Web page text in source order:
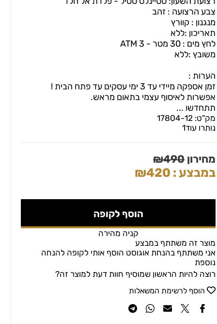
צבע הרצועה : זהב
מנגנון : קוורץ
תאריכון :ללא
לחץ מים : 30 מטר - 3 ATM
משובץ :ללא
הערות :
זמן אספקה מיידי עד 3 ימי עסקים עד פתח הבית !
אפשרות לאיסוף עצמי בתאום מראש.
תתחדשו ...
מק"ט: 17804-12
נותרו עוד1
מחירון ₪490
במבצע : ₪420
הוסף לקופה
קניה מהירה
מוצר זה משתתף במבצע
אני משתתף בהנחת אוגוסט הוסף אותי לקופה להנחה
נוספת
רוצה להיות הראשון שמוסיף חוות דעת למוצר זה?
הוסף לרשימת המשאלות